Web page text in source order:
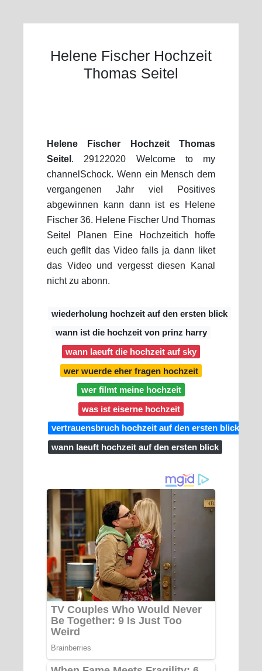
Helene Fischer Hochzeit
Thomas Seitel
Helene Fischer Hochzeit Thomas
Seitel . 29122020 Welcome to my
channelSchock. Wenn ein Mensch dem
vergangenen Jahr viel Positives
abgewinnen kann dann ist es Helene
Fischer 36. Helene Fischer Und Thomas
Seitel Planen Eine Hochzeitich hoffe
euch gefllt das Video falls ja dann liket
das Video und vergesst diesen Kanal
nicht zu abonn.
wiederholung hochzeit auf den ersten blick
wann ist die hochzeit von prinz harry
wann laeuft die hochzeit auf sky
wer wuerde eher fragen hochzeit
wer filmt meine hochzeit
was ist eiserne hochzeit
vertrauensbruch hochzeit auf den ersten blick
wann laeuft hochzeit auf den ersten blick